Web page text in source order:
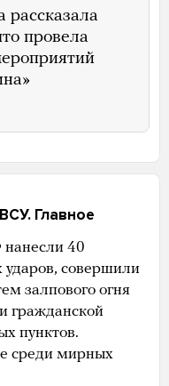
рассказала
провела
Главное
нанесли 40
совершили
залпового огня
гражданской
пунктов.
среди мирных